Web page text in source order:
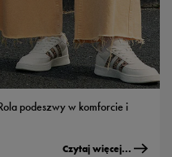
podeszwy w komforcie i
Czytaj więcej...